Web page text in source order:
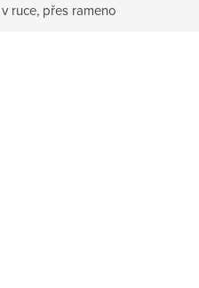
v ruce, přes rameno